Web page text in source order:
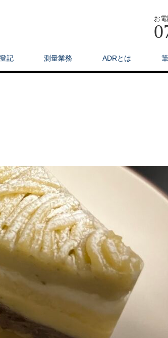
お
記 測量業務 ADRとは